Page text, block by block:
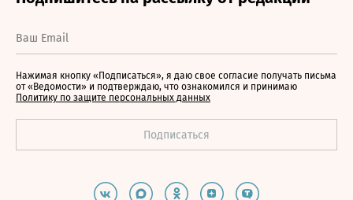
Нажимая кнопку «Подписаться», я даю свое согласие получать письма
от «Ведомости» и подтверждаю, что ознакомился и принимаю
Политику по защите персональных данных